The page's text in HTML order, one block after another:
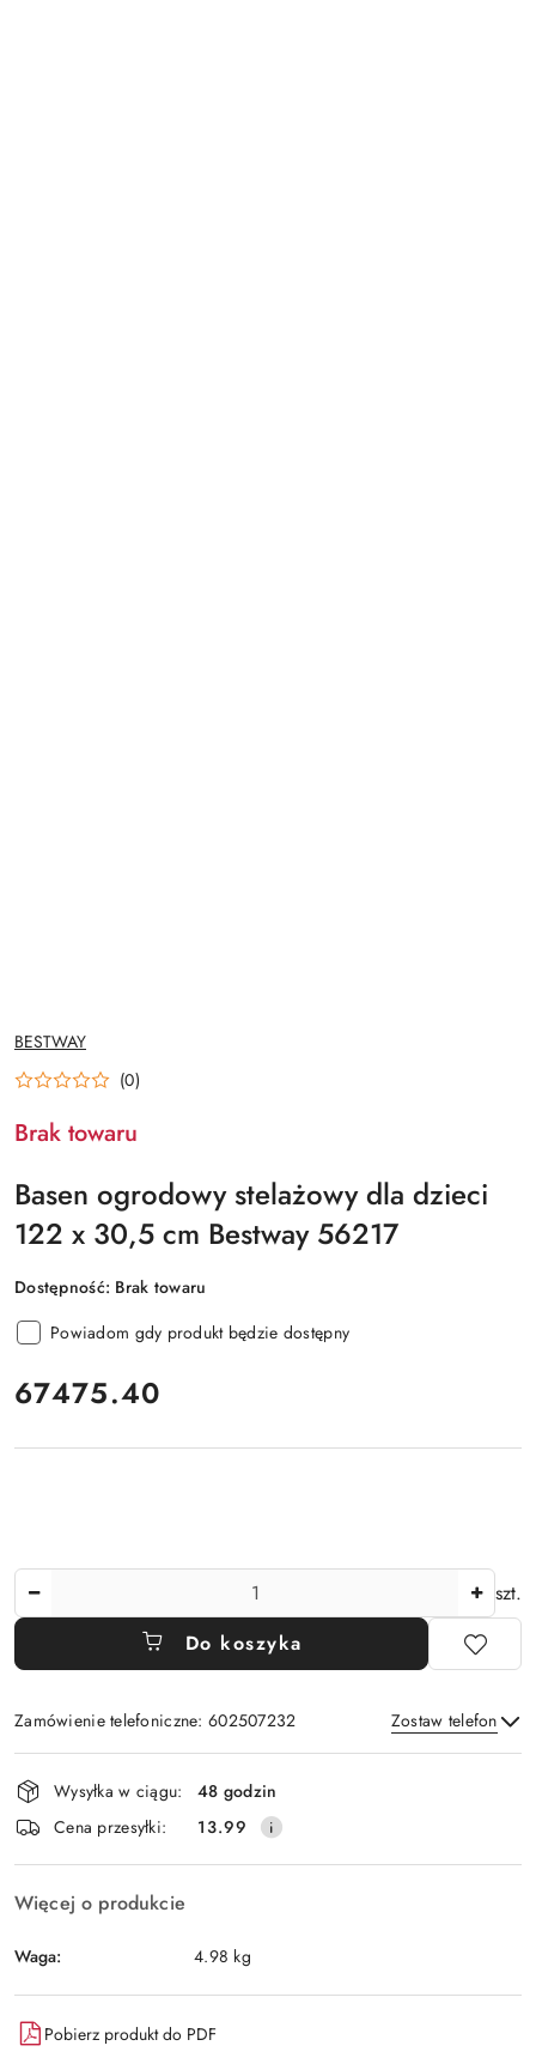
NAZWA
PRODUCENTA:
BESTWAY
(0)
Brak towaru
Basen ogrodowy stelażowy dla dzieci
122 x 30,5 cm Bestway 56217
Dostępność: Brak towaru
Powiadom gdy produkt będzie dostępny
cena:
67475.40
szt.
Do koszyka
Zamówienie telefoniczne: 602507232 Zostaw telefon
Wyślij
Dostępność
i
dostawa
Wysyłka w ciągu:
48 godzin
Cena przesyłki:
13.99
Więcej o produkcie
Waga: 4.98 kg
Pobierz produkt do PDF